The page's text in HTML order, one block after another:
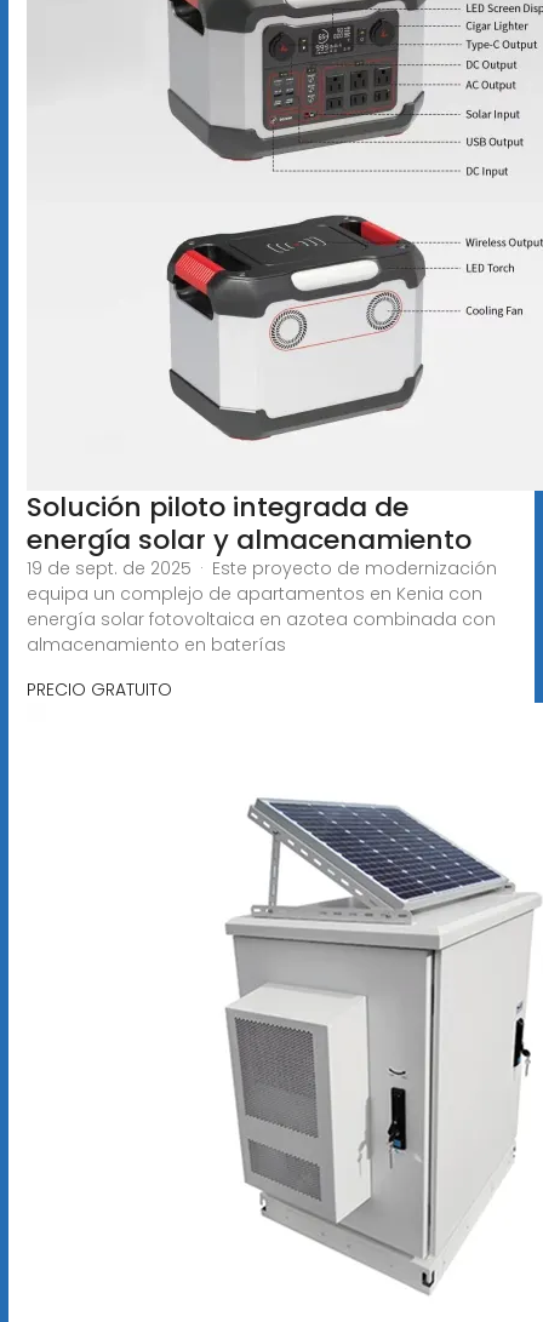
Solución piloto integrada de
energía solar y almacenamiento
19 de sept. de 2025 · Este proyecto de modernización
equipa un complejo de apartamentos en Kenia con
energía solar fotovoltaica en azotea combinada con
almacenamiento en baterías
PRECIO GRATUITO